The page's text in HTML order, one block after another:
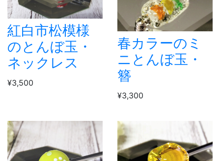
紅白市松模様
のとんぼ玉・
ネックレス
¥3,500
春カラーのミ
ニとんぼ玉・
簪
¥3,300